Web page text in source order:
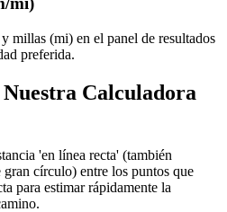
millas (mi) en el panel de resultados
preferida.
Calculadora
'en línea recta' (también
círculo) entre los puntos que
para estimar rápidamente la